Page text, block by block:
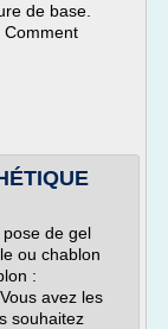
de base.
Comment
de gel
ou chablon
:
avez les
souhaitez